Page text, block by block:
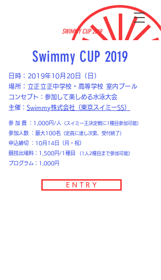
SWIMMY CUP 2019
Swimmy CUP 2019
日時：2019年10月20日（日）
​場所： 立正立正中学校・高等学校 室内プール
コンセプト：参加して楽しめる水泳大会
​主催： Swimmy株式会社（東京スイミーSS）
参 加 費 ：1,000円/人 （スイミー王決定戦に1種目参加可能）
参加人数 ：最大100名 （定員に達し次第、受付終了）
申込締切 ：10月14日（月・祝）
競技出場料：1,500円/1種目
（1人2種目まで参加可能）
プログラム：1,000円
E N T R Y